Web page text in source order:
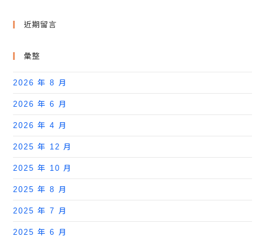
近期留言
彙整
2026 年 8 月
2026 年 6 月
2026 年 4 月
2025 年 12 月
2025 年 10 月
2025 年 8 月
2025 年 7 月
2025 年 6 月